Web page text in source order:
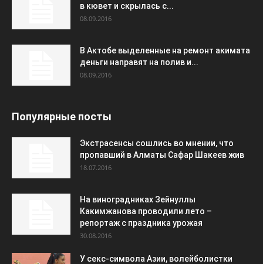
в кювет и скрылась с...
08.09.2016
В Актобе выделенные на ремонт акимата
деньги направят на полив и...
08.09.2016
Популярные посты
Экстрасенсы сошлись во мнении, что
пропавший в Алматы Сафар Шакеев жив
18.07.2016
На виноградниках Зейнуллы
Какимжанова проводили лето –
репортаж с праздника урожая
30.08.2016
У секс-символа Азии, волейболистки